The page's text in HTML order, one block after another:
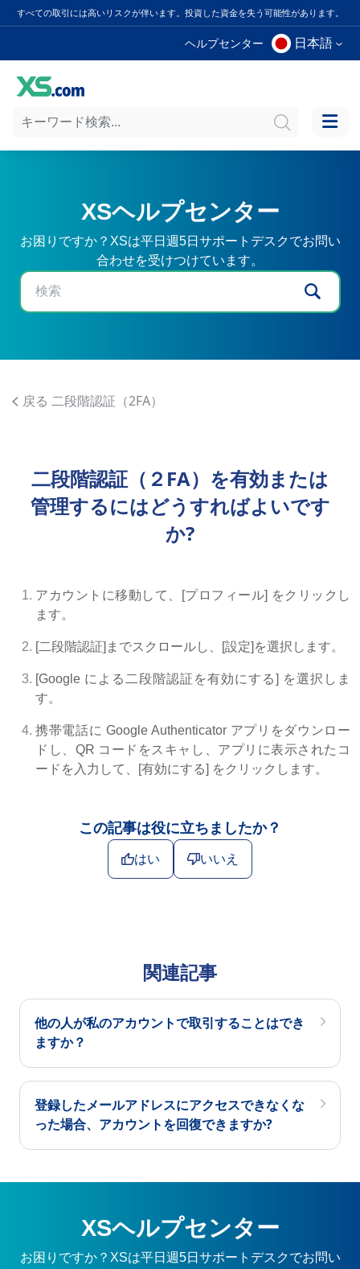
すべての取引には高いリスクが伴います。投資した資金を失う可能性があります。
ヘルプセンター 日本語
XSヘルプセンター
お困りですか？XSは平日週5日サポートデスクでお問い
合わせを受けつけています。
戻る 二段階認証（2FA）
二段階認証（２FA）を有効または
管理するにはどうすればよいです
か?
アカウントに移動して、[プロフィール] をクリックし
ます。
[二段階認証]までスクロールし、[設定]を選択します。
[Google による二段階認証を有効にする] を選択しま
す。
携帯電話に Google Authenticator アプリをダウンロー
ドし、QR コードをスキャし、アプリに表示されたコ
ードを入力して、[有効にする] をクリックします。
この記事は役に立ちましたか？
はい いいえ
関連記事
他の人が私のアカウントで取引することはでき
ますか？
登録したメールアドレスにアクセスできなくな
った場合、アカウントを回復できますか?
XSヘルプセンター
お困りですか？XSは平日週5日サポートデスクでお問い